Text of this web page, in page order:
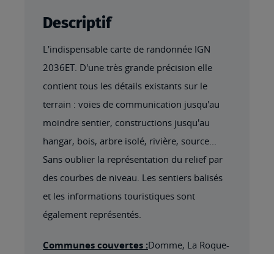
Descriptif
L'indispensable carte de randonnée IGN
2036ET. D'une très grande précision elle
contient tous les détails existants sur le
terrain : voies de communication jusqu'au
moindre sentier, constructions jusqu'au
hangar, bois, arbre isolé, rivière, source...
Sans oublier la représentation du relief par
des courbes de niveau. Les sentiers balisés
et les informations touristiques sont
également représentés.
Communes couvertes :Domme, La Roque-